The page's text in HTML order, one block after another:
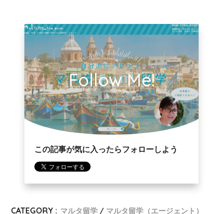
Follow Me!
この記事が気に入ったらフォローしよう
CATEGORY : マルタ留学 マルタ留学（エージェント）